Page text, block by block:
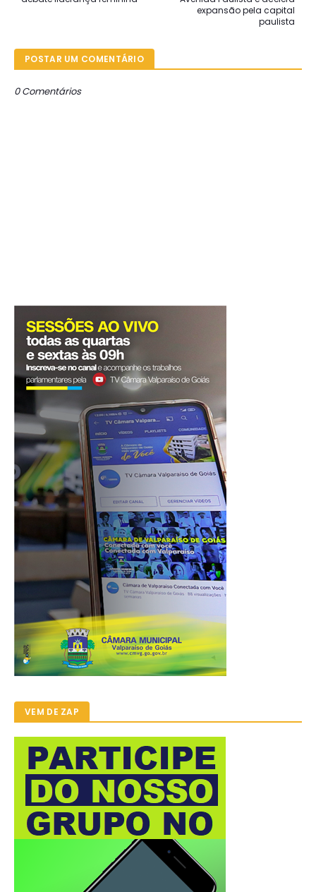
expansão pela capital
paulista
POSTAR UM COMENTÁRIO
0 Comentários
VEM DE ZAP